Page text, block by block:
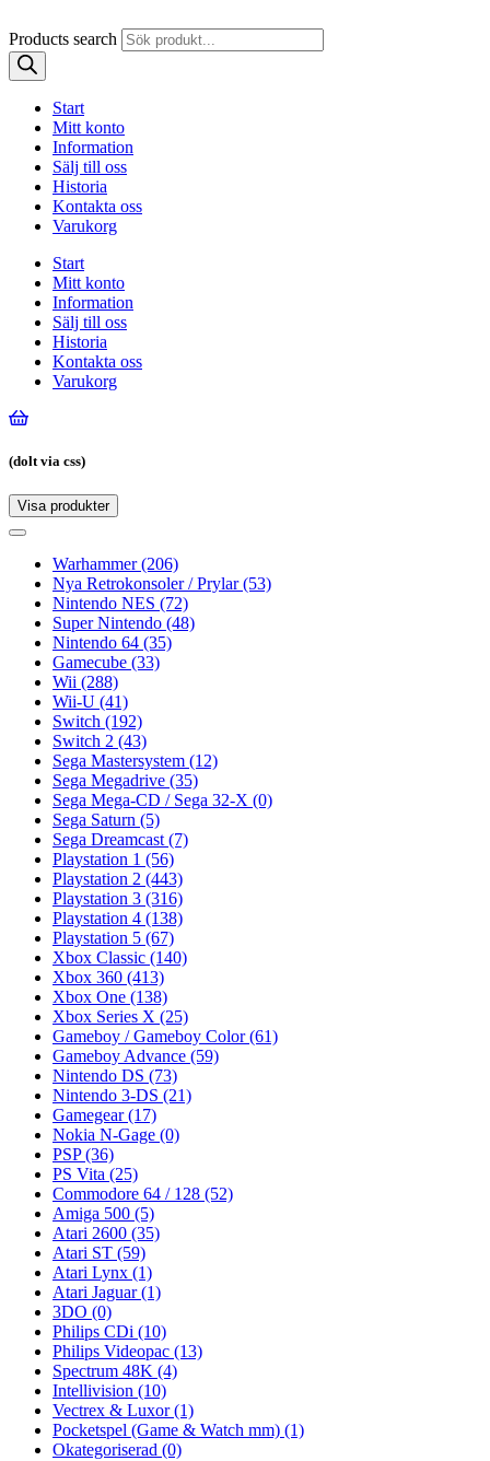
Products search
Start
Mitt konto
Information
Sälj till oss
Historia
Kontakta oss
Varukorg
Start
Mitt konto
Information
Sälj till oss
Historia
Kontakta oss
Varukorg
(dolt via css)
Visa produkter
Toggle
Toggle
navigationWarhammer(206)
Nya Retrokonsoler / Prylar(53)
Nintendo NES (72)
Super Nintendo (48)
Nintendo 64 (35)
Gamecube (33)
Wii (288)
Wii-U (41)
Switch (192)
Switch 2 (43)
Sega Mastersystem (12)
Sega Megadrive (35)
Sega Mega-CD / Sega 32-X (0)
Sega Saturn (5)
Sega Dreamcast (7)
Playstation 1 (56)
Playstation 2 (443)
Playstation 3 (316)
Playstation 4 (138)
Playstation 5 (67)
Xbox Classic (140)
Xbox 360 (413)
Xbox One (138)
Xbox Series X (25)
Gameboy / Gameboy Color(61)
Gameboy Advance (59)
Nintendo DS (73)
Nintendo 3-DS (21)
Gamegear(17)
Nokia N-Gage (0)
PSP(36)
PS Vita (25)
Commodore 64 / 128 (52)
Amiga 500 (5)
Atari 2600 (35)
Atari ST (59)
Atari Lynx (1)
Atari Jaguar(1)
3DO (0)
Philips CDi (10)
Philips Videopac (13)
Spectrum 48K (4)
Intellivision (10)
Vectrex & Luxor(1)
Pocketspel (Game & Watch mm) (1)
Okategoriserad (0)